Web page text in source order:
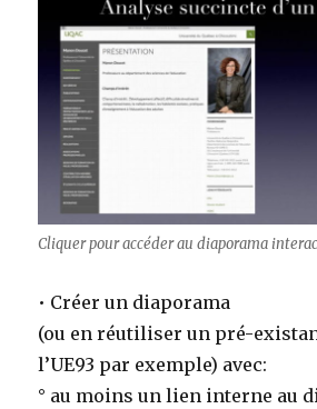
Cliquer pour accéder au diaporama
• Créer un diaporama
(ou en réutiliser un pré-
l’UE93 par exemple) avec:
° au moins un lien interne au